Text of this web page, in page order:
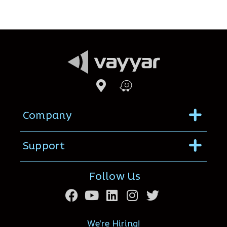
Company Menu
Support Menu
Follow Us
We're Hiring!